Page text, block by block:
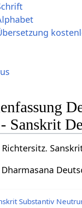
Sanskrit
Substantiv